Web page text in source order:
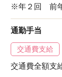
※年２回 前年
通勤手当
交通費支給
交通費全額支